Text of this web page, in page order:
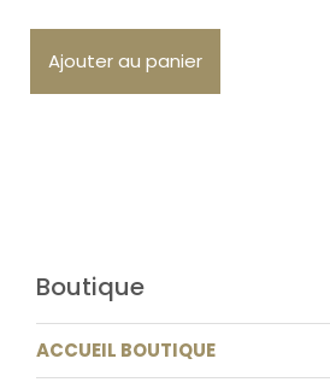
Ajouter au panier
Boutique
ACCUEIL BOUTIQUE